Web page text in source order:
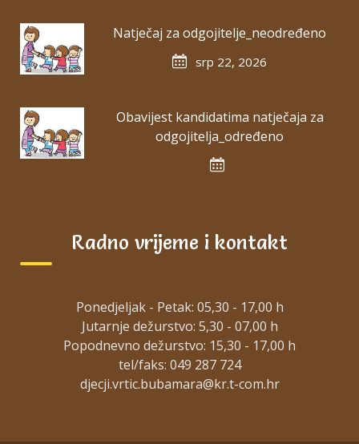
Natječaj za odgojitelje_neodređeno
srp 22, 2026
Obavijest kandidatima natječaja za
odgojitelja_određeno
Radno vrijeme i kontakt
Ponedjeljak - Petak: 05,30 - 17,00 h
Jutarnje dežurstvo: 5,30 - 07,00 h
Popodnevno dežurstvo: 15,30 - 17,00 h
tel/faks: 049 287 724
djecji.vrtic.bubamara@kr.t-com.hr